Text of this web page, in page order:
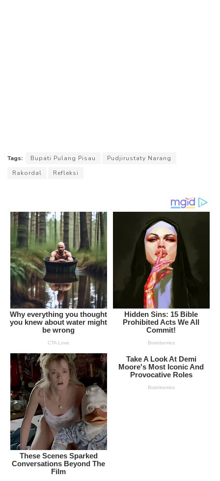
Tags: Bupati Pulang Pisau
Pudjirustaty Narang
Rakordal
Refleksi